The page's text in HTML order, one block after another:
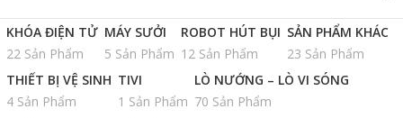
KHÓA ĐIỆN TỬ
22 Sản Phẩm
MÁY SƯỞI
5 Sản Phẩm
ROBOT HÚT BỤI
12 Sản Phẩm
SẢN PHẨM KHÁC
23 Sản Phẩm
THIẾT BỊ VỆ SINH
4 Sản Phẩm
TIVI
1 Sản Phẩm
LÒ NƯỚNG – LÒ VI SÓNG
70 Sản Phẩm